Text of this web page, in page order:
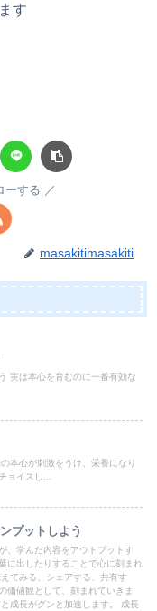
す
ーする
masakitimasakiti
実は本心を育むのに一番有効な
本心が刺激をうけ、栄養になり
ョイスし...
プットしよう
、学んだ内容をアウトプットす
に出したりすることで心に刻まれ
てみる、シェアする、共有す
価値観として、刻まれていきま
成長がグンと加速します。 成長